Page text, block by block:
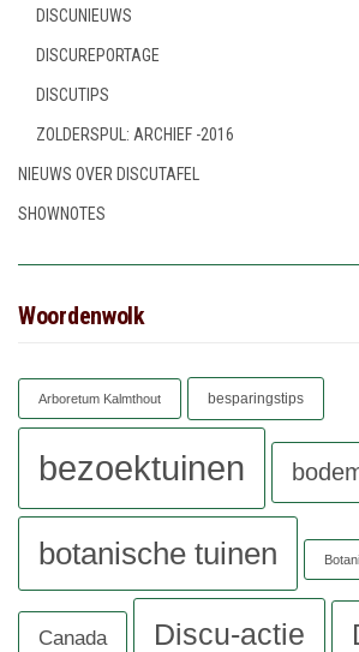
DISCUNIEUWS
DISCUREPORTAGE
DISCUTIPS
ZOLDERSPUL: ARCHIEF -2016
NIEUWS OVER DISCUTAFEL
SHOWNOTES
Woordenwolk
Arboretum Kalmthout besparingstips
bezoektuinen
botanische tuinen
Canada Discu-actie